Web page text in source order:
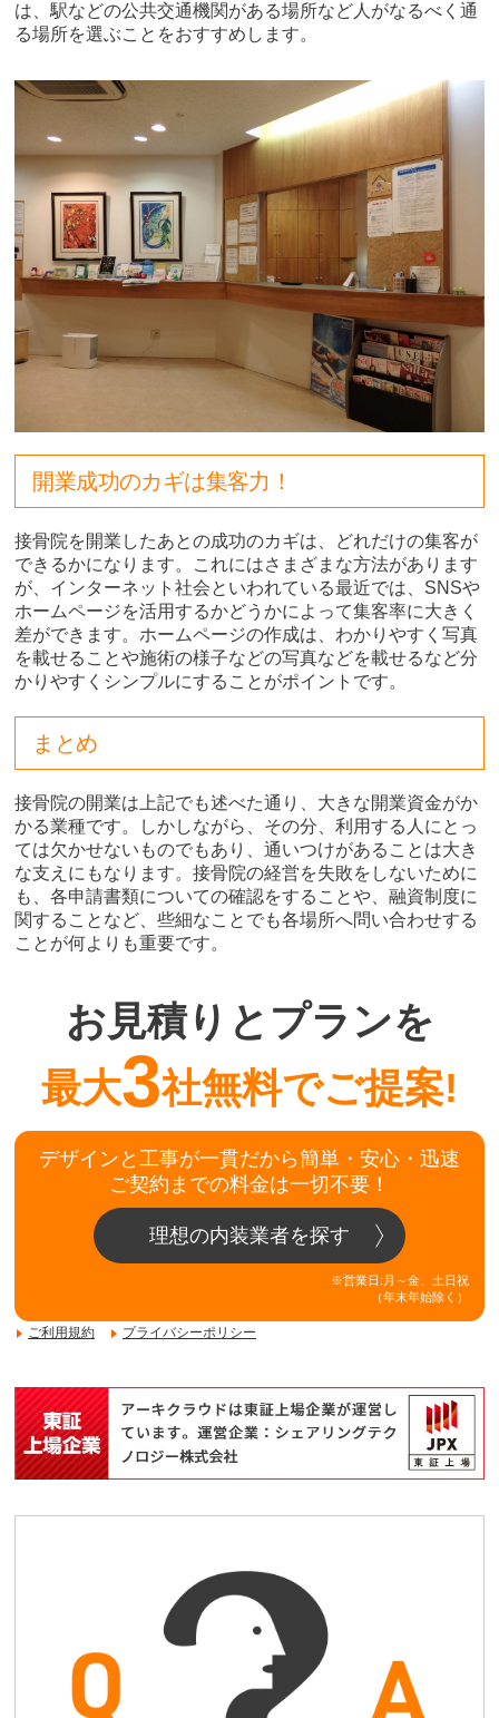
は、駅などの公共交通機関がある場所など人がなるべく通
る場所を選ぶことをおすすめします。
開業成功のカギは集客力！
接骨院を開業したあとの成功のカギは、どれだけの集客が
できるかになります。これにはさまざまな方法があります
が、インターネット社会といわれている最近では、SNSや
ホームページを活用するかどうかによって集客率に大きく
差ができます。ホームページの作成は、わかりやすく写真
を載せることや施術の様子などの写真などを載せるなど分
かりやすくシンプルにすることがポイントです。
まとめ
接骨院の開業は上記でも述べた通り、大きな開業資金がか
かる業種です。しかしながら、その分、利用する人にとっ
ては欠かせないものでもあり、通いつけがあることは大き
な支えにもなります。接骨院の経営を失敗をしないために
も、各申請書類についての確認をすることや、融資制度に
関することなど、些細なことでも各場所へ問い合わせする
ことが何よりも重要です。
お見積りとプランを
最大3社無料でご提案!
デザインと工事が一貫だから簡単・安心・迅速
ご契約までの料金は一切不要！
理想の内装業者を探す
※営業日:月～金、土日祝
（年末年始除く）
ご利用規約 プライバシーポリシー